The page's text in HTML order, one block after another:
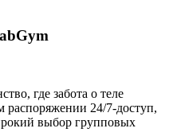
где забота о теле
24/7-доступ,
выбор групповых